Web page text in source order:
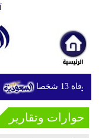
شخصا
حوارات وتقارير